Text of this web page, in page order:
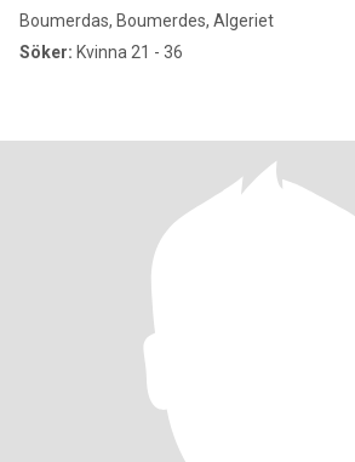
Boumerdas, Boumerdes, Algeriet
Söker: Kvinna 21 - 36